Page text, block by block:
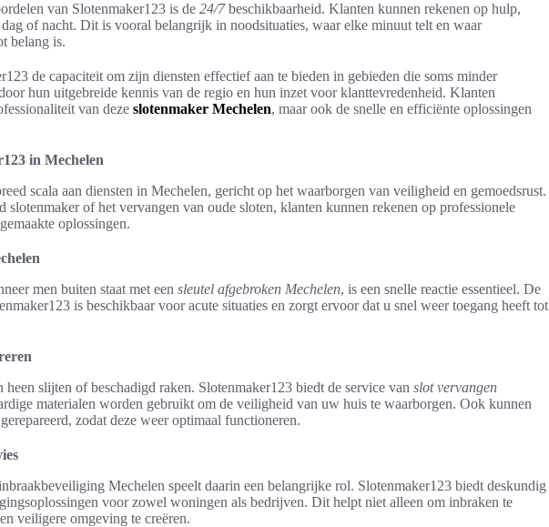
van Slotenmaker123 is de 24/7beschikbaarheid. Klanten kunnen rekenen op hulp,
of nacht. Dit is vooral belangrijk in noodsituaties, waar elke minuut telt en waar
belang is.
de capaciteit om zijn diensten effectief aan te bieden in gebieden die soms minder
hun uitgebreide kennis van de regio en hun inzet voor klanttevredenheid. Klanten
van deze slotenmaker Mechelen, maar ook de snelle en efficiënte oplossingen
in Mechelen
scala aan diensten in Mechelen, gericht op het waarborgen van veiligheid en gemoedsrust.
slotenmaker of het vervangen van oude sloten, klanten kunnen rekenen op professionele
oplossingen.
men buiten staat met een sleutel afgebroken Mechelen, is een snelle reactie essentieel. De
is beschikbaar voor acute situaties en zorgt ervoor dat u snel weer toegang heeft tot
heen slijten of beschadigd raken. Slotenmaker123 biedt de service van slot vervangen
materialen worden gebruikt om de veiligheid van uw huis te waarborgen. Ook kunnen
zodat deze weer optimaal functioneren.
Mechelen speelt daarin een belangrijke rol. Slotenmaker123 biedt deskundig
voor zowel woningen als bedrijven. Dit helpt niet alleen om inbraken te
veiligere omgeving te creëren.